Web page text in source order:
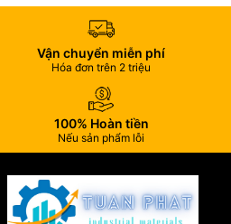
55μA
động
40mA / 30mA / 40mA
Tiêu chuẩn
EN54
58°C
Cấp độ phản
hồi
Grade 1
Nhiệt độ hoạt
động
Chất liệu
Nhựa chống cháy
Vận chuyển miễn phí
Hóa đơn trên 2 triệu
100% Hoàn tiền
Nếu sản phẩm lỗi